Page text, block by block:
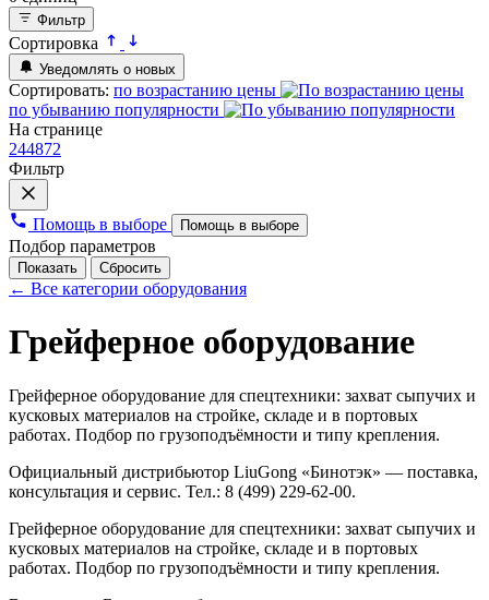
Фильтр
Сортировка
Уведомлять о новых
Сортировать: по возрастанию цены
по убыванию популярности
На странице
244872
Фильтр
Помощь в выборе Помощь в выборе
Подбор параметров
← Все категории оборудования
Грейферное оборудование
Грейферное оборудование для спецтехники: захват сыпучих и
кусковых материалов на стройке, складе и в портовых
работах. Подбор по грузоподъёмности и типу крепления.
Официальный дистрибьютор LiuGong «Бинотэк» — поставка,
консультация и сервис. Тел.: 8 (499) 229-62-00.
Грейферное оборудование для спецтехники: захват сыпучих и
кусковых материалов на стройке, складе и в портовых
работах. Подбор по грузоподъёмности и типу крепления.